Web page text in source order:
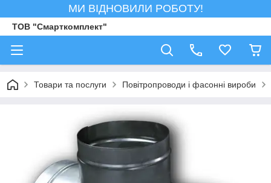
МИ ВІДНОВИЛИ РОБОТУ!
ТОВ "Смарткомплект"
Товари та послуги Повітропроводи і фасонні вироби